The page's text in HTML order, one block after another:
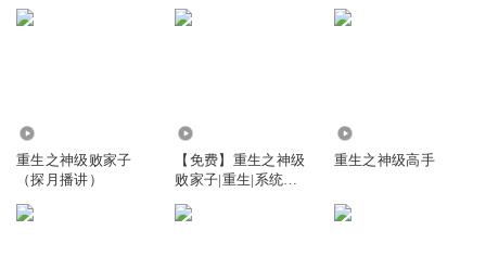
重生之神级败家子
（探月播讲）
【免费】重生之神级
败家子|重生|系统流|
重生之神级高手